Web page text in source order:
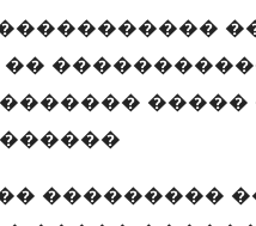
�����
���������